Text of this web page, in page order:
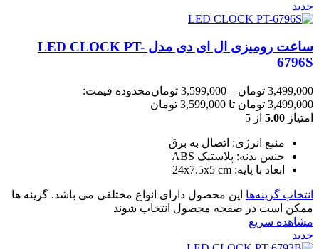
جدید
ساعت رومیزی ال ای دی مدل LED CLOCK PT-
6796S
3,499,000 تومان –
3,599,000 تومانمحدوده قیمت:
3,499,000 تومان تا 3,599,000 تومان
امتیاز 5.00 از 5
منبع انرژی: اتصال به برق
جنس بدنه: پلاستیک ABS
ابعاد با پایه: 24x7.5x5 cm
انتخاب گزینه‌ها این محصول دارای انواع مختلفی می باشد. گزینه ها
ممکن است در صفحه محصول انتخاب شوند
مشاهده سریع
جدید